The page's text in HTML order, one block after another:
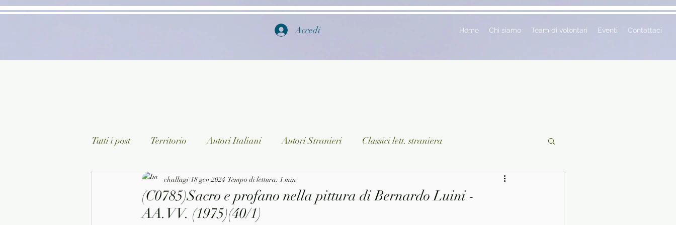
Accedi Home Chi siamo Team di volontari Eventi Contattaci
Tutti i post Territorio Autori Italiani Autori Stranieri Classici lett. straniera
Classici lett. italiana Saggistica Ragazzi
Arte/Pittura Teatro/Poesia/Musica
(C0785)Sacro e profano nella pittura di Bernardo Luini -
AA.VV. (1975)(40/1)
challagi 18 gen 2024 Tempo di lettura: 1 min